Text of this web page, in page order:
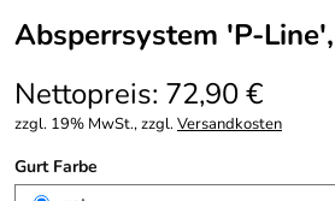
Absperrsystem 'P-
Nettopreis: 72,90 €
zzgl. 19% MwSt., zzgl.Versandkosten
Gurt Farbe